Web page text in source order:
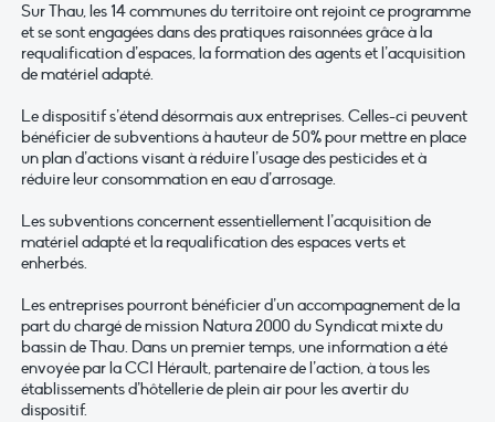
Sur Thau, les 14 communes du territoire ont rejoint ce programme
et se sont engagées dans des pratiques raisonnées grâce à la
requalification d’espaces, la formation des agents et l’acquisition
de matériel adapté.
Le dispositif s’étend désormais aux entreprises. Celles-ci peuvent
bénéficier de subventions à hauteur de 50% pour mettre en place
un plan d’actions visant à réduire l’usage des pesticides et à
réduire leur consommation en eau d’arrosage.
Les subventions concernent essentiellement l’acquisition de
matériel adapté et la requalification des espaces verts et
enherbés.
Les entreprises pourront bénéficier d’un accompagnement de la
part du chargé de mission Natura 2000 du Syndicat mixte du
bassin de Thau. Dans un premier temps, une information a été
envoyée par la CCI Hérault, partenaire de l’action, à tous les
établissements d’hôtellerie de plein air pour les avertir du
dispositif.